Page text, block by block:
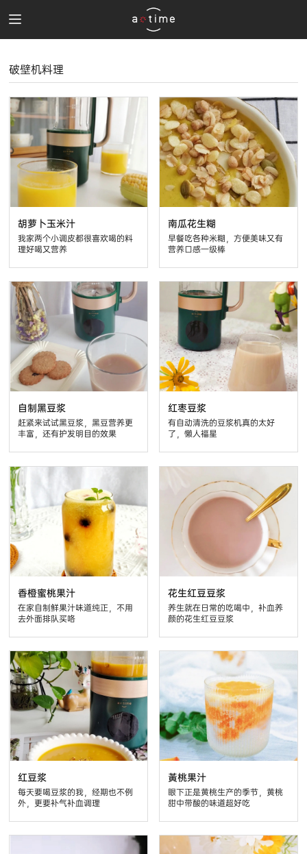
破壁机料理
胡萝卜玉米汁
我家两个小调皮都很喜欢喝的料
理好喝又营养
南瓜花生糊
早餐吃各种米糊，方便美味又有
营养口感一级棒
自制黑豆浆
赶紧来试试黑豆浆，黑豆营养更
丰富，还有护发明目的效果
红枣豆浆
有自动清洗的豆浆机真的太好
了，懒人福星
香橙蜜桃果汁
在家自制鲜果汁味道纯正，不用
去外面排队买咯
花生红豆豆浆
养生就在日常的吃喝中，补血养
颜的花生红豆豆浆
红豆浆
每天要喝豆浆的我，经期也不例
外，更要补气补血调理
黃桃果汁
眼下正是黄桃生产的季节，黄桃
甜中带酸的味道超好吃